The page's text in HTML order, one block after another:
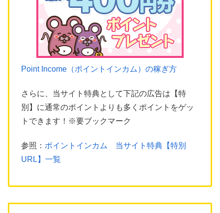
Point Income（ポイントインカム）の稼ぎ方
さらに、当サイト特典として下記の広告は【特
別】に通常のポイントよりも多くポイントをゲッ
トできます！※要ブックマーク
参照： ポイントインカム 当サイト特典【特別
URL】一覧